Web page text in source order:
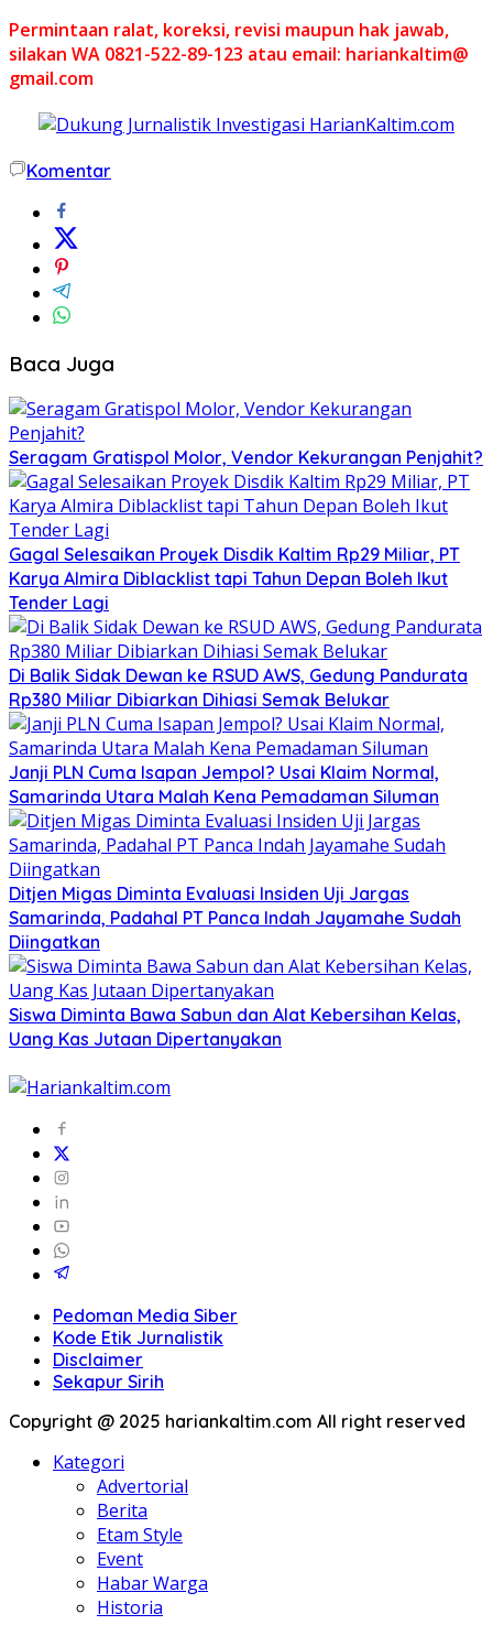
Permintaan ralat, koreksi, revisi maupun hak jawab,
silakan WA 0821-522-89-123 atau email: hariankaltim@
gmail.com
Komentar
Baca Juga
Seragam Gratispol Molor, Vendor Kekurangan Penjahit?
Gagal Selesaikan Proyek Disdik Kaltim Rp29 Miliar, PT
Karya Almira Diblacklist tapi Tahun Depan Boleh Ikut
Tender Lagi
Di Balik Sidak Dewan ke RSUD AWS, Gedung Pandurata
Rp380 Miliar Dibiarkan Dihiasi Semak Belukar
Janji PLN Cuma Isapan Jempol? Usai Klaim Normal,
Samarinda Utara Malah Kena Pemadaman Siluman
Ditjen Migas Diminta Evaluasi Insiden Uji Jargas
Samarinda, Padahal PT Panca Indah Jayamahe Sudah
Diingatkan
Siswa Diminta Bawa Sabun dan Alat Kebersihan Kelas,
Uang Kas Jutaan Dipertanyakan
Pedoman Media Siber
Kode Etik Jurnalistik
Disclaimer
Sekapur Sirih
Copyright @ 2025 hariankaltim.com All right reserved
Kategori
Advertorial
Berita
Etam Style
Event
Habar Warga
Historia